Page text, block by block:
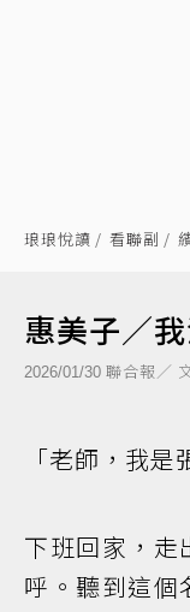
琅琅悅讀 看聯副
惠美子／
2026/01/30 聯合報／
「老師，我是
下班回家，走
呼。聽到這個